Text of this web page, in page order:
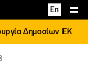
En
Δημοσίων ΙΕΚ